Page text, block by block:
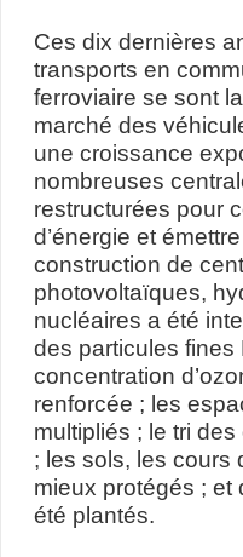
Ces dix dernières
transports en
ferroviaire se sont
marché des
une croissance
nombreuses
restructurées pour
d’énergie et
construction de
photovoltaïques,
nucléaires a été
des particules fines
concentration
renforcée ; les
multipliés ; le tri
; les sols, les cours
mieux protégés ; et
été plantés.